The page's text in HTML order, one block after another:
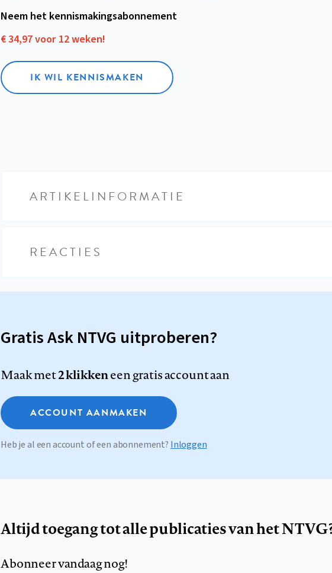
Neem het kennismakings­abonnement
€ 34,97 voor 12 weken!
IK WIL KENNISMAKEN
ARTIKELINFORMATIE
REACTIES
Gratis Ask NTVG uitproberen?
Maak met2 klikkeneen gratis account aan
ACCOUNT AANMAKEN
Heb je al een account of een abonnement? Inloggen
Altijd toegang tot alle publicaties van het
Abonneer vandaag nog!